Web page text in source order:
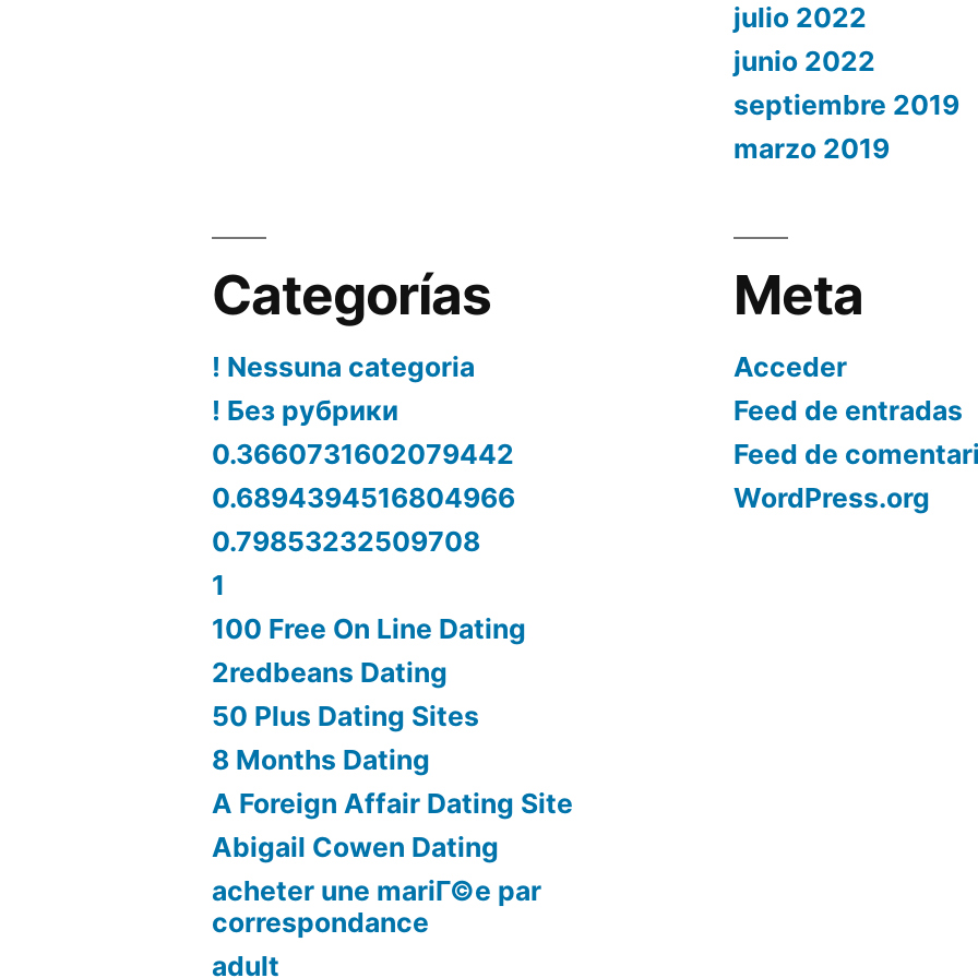
julio 2022
junio 2022
septiembre 2019
marzo 2019
Categorías
! Nessuna categoria
! Без рубрики
0.3660731602079442
0.6894394516804966
0.79853232509708
1
100 Free On Line Dating
2redbeans Dating
50 Plus Dating Sites
8 Months Dating
A Foreign Affair Dating Site
Abigail Cowen Dating
acheter une mariГ©e par
correspondance
adult
Meta
Acceder
Feed de entradas
Feed de
WordPress.org